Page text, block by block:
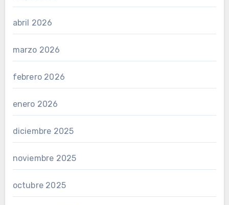
abril 2026
marzo 2026
febrero 2026
enero 2026
diciembre 2025
noviembre 2025
octubre 2025